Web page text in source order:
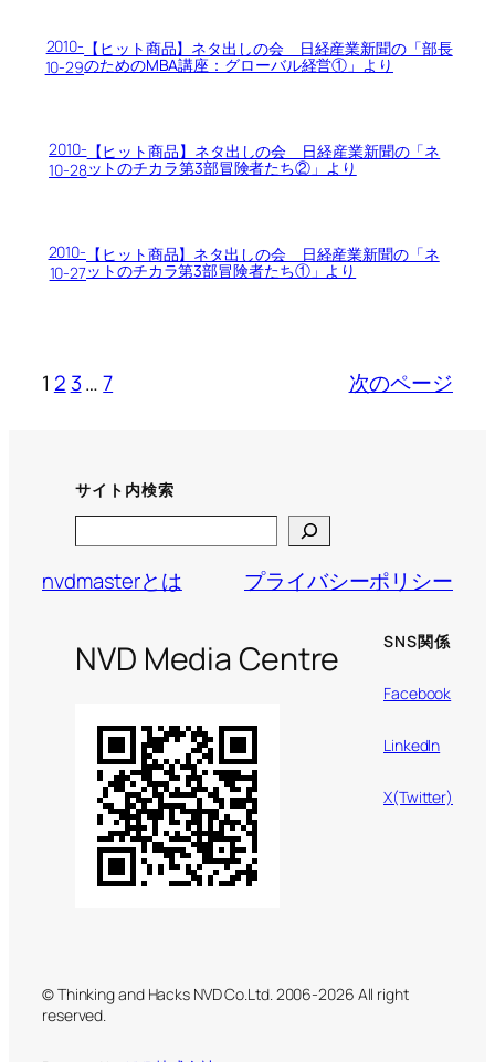
2010-
10-29
【ヒット商品】ネタ出しの会 日経産業新聞の「部長
のためのMBA講座：グローバル経営①」より
2010-
10-28
【ヒット商品】ネタ出しの会 日経産業新聞の「ネ
ットのチカラ第3部冒険者たち②」より
2010-
10-27
【ヒット商品】ネタ出しの会 日経産業新聞の「ネ
ットのチカラ第3部冒険者たち①」より
1 2 3… 7 次のページ
サイト内検索
nvdmasterとは
プライバシーポリシー
NVD Media Centre SNS関係
Facebook
LinkedIn
X(Twitter)
© Thinking and Hacks NVD Co.Ltd. 2006-2026 All right
reserved.